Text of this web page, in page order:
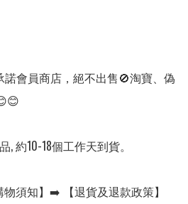
諾會員商店，絕不出售🚫淘寶、偽
約10-18個工作天到貨。
須知】➡️ 【退貨及退款政策】